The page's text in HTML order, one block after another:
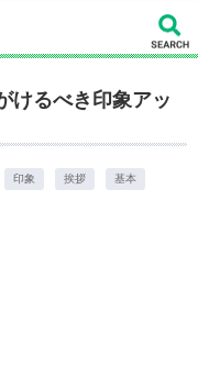
けるべき印象アッ
印象 挨拶 基本